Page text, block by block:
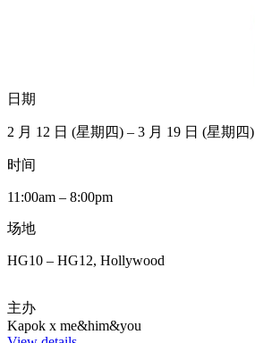
日期
2 月 12 日 (星期四) – 3 月 19 日 (星期四)
时间
11:00am – 8:00pm
场地
HG10 – HG12, Hollywood
主办
Kapok x me&him&you